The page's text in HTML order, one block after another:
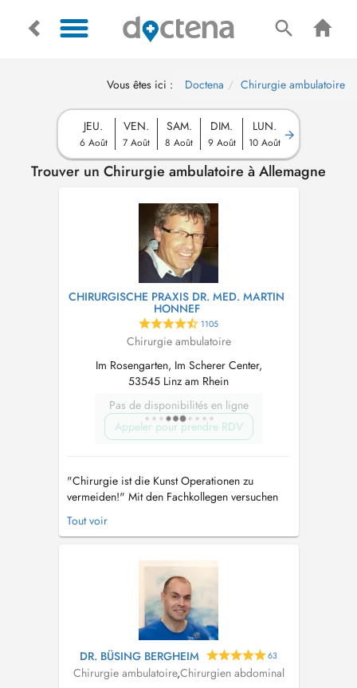
Vous êtes ici : Doctena Chirurgie ambulatoire
JEU.
6 Août
VEN.
7 Août
SAM.
8 Août
DIM.
9 Août
LUN.
10 Août
Trouver un Chirurgie ambulatoire à Allemagne
CHIRURGISCHE PRAXIS DR. MED. MARTIN
HONNEF
1105
Chirurgie ambulatoire
Im Rosengarten, Im Scherer Center,
53545 Linz am Rhein
Pas de disponibilités en ligne
Appeler pour prendre RDV
"Chirurgie ist die Kunst Operationen zu
vermeiden!" Mit den Fachkollegen versuchen
wir für Ihre Erkrankung die beste Möglichkeit
zur Korrektur und den einfachsten Weg zur
den Kollegen aus dem niedergelassen
hausärztlichen Sektor, den Fachkollegen und
Tout voir
DR. BÜSING BERGHEIM 63
Chirurgie ambulatoire,Chirurgien abdominal